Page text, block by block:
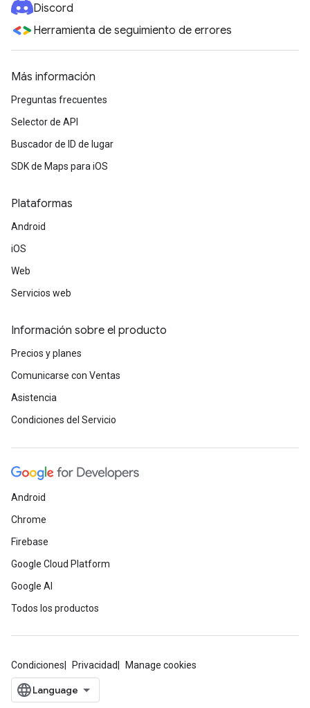
Discord
Herramienta de seguimiento de errores
Más información
Preguntas frecuentes
Selector de API
Buscador de ID de lugar
SDK de Maps para iOS
Plataformas
Android
iOS
Web
Servicios web
Información sobre el producto
Precios y planes
Comunicarse con Ventas
Asistencia
Condiciones del Servicio
Android
Chrome
Firebase
Google Cloud Platform
Google AI
Todos los productos
Condiciones Privacidad Manage cookies